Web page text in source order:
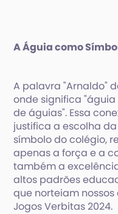
A Águia como
A palavra "Arnaldo"
onde significa
de águias". Essa
justifica a escolha
símbolo do colégio,
apenas a força e a
também a
altos padrões
que norteiam
Jogos Verbitas 2024.